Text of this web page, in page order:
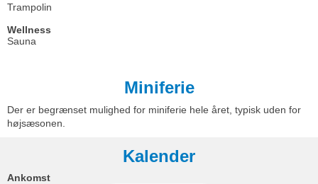
Trampolin
Wellness
Sauna
Miniferie
Der er begrænset mulighed for miniferie hele året, typisk uden for
højsæsonen.
Kalender
Ankomst